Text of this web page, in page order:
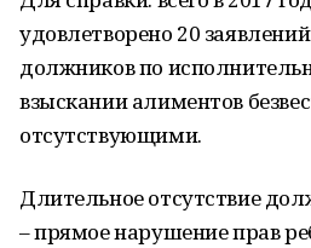
удовлетворено 20
должников по
взыскании алиментов
отсутствующими.
Длительное отсутствие
– прямое нарушение прав